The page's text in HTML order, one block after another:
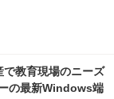
で教育現場のニーズ
の最新Windows端